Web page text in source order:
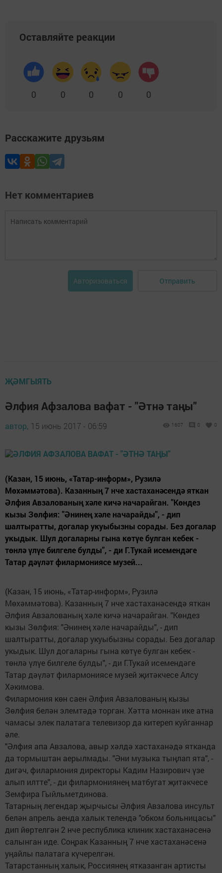
Оставляйте реакции
0 0 0 0 0
Расскажите друзьям
Нет комментариев
Авторизоваться Отправить
ҖӘМГЫЯТЬ
Әлфия Афзалова вафат - "Әтнә таңы"
автор, 15 июнь 2017 - 06:59 1607 0 0
(Казан, 15 июнь, «Татар-информ», Рузилә
Мөхәммәтова). Казанның 7 нче хастаханәсендә яткан
Әлфия Авзалованың хәле кичә начарайган. "Көндез
кызы Зөлфия: "Әнинең хәле начарайды", - дип
шалтыратты, догалар укуыбызны сорады. Без догалар
укыдык. Шул догаларны гына көтүе булган кебек -
төнлә үлүе билгеле булды", - ди Г.Тукай исемендәге
Татар дәүләт филармониясе музей...
(Казан, 15 июнь, «Татар-информ», Рузилә
Мөхәммәтова). Казанның 7 нче хастаханәсендә яткан
Әлфия Авзалованың хәле кичә начарайган. "Көндез
кызы Зөлфия: "Әнинең хәле начарайды", - дип
шалтыратты, догалар укуыбызны сорады. Без догалар
укыдык. Шул догаларны гына көтүе булган кебек -
төнлә үлүе билгеле булды", - ди Г.Тукай исемендәге
Татар дәүләт филармониясе музей җитәкчесе Алсу
Хәкимова.
Филармония көн саен Әлфия Авзалованың кызы
Зөлфия белән элемтәдә торган. Хәтта моннан ике атна
чамасы элек палатага телевизор да китереп куйганнар
әле.
"Әлфия апа Авзалова, авыр хәлдә хастаханәдә ятканда
да тормыштан аерылмады. "Әни музыка тыңлап ята", -
дигәч, филармония директоры Кадим Назирович үзе
алып илтте", - ди филармониянең матбугат җитәкчесе
Земфира Гыйльметдинова.
Татарның легендар җырчысы Әлфия Авзалова инсульт
белән апрель аенда халык телендә "обком больницасы"
дип йөртелгән 2 нче республика клиник хастаханәсенә
салынган иде. Соңрак Казанның 7 нче хастаханәсенә
уңайлы палатага күчерелгән.
Татарстанның халык, Россиянең ятказанган артисты